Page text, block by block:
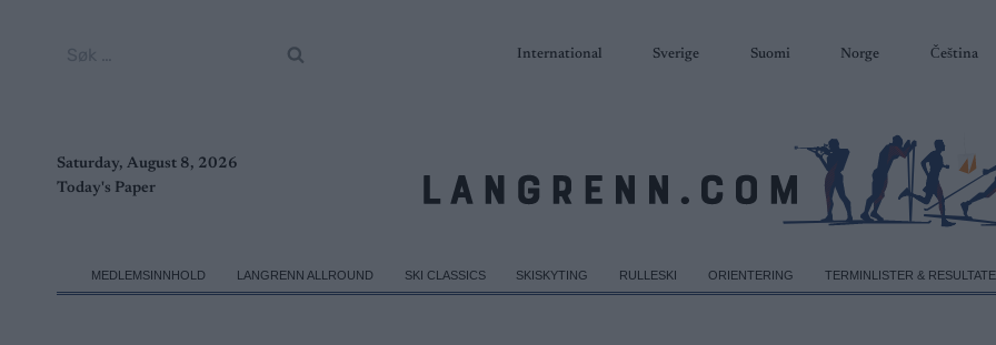
International Sverige Suomi Norge Čeština
Saturday, August 8, 2026
Today's Paper
MEDLEMSINNHOLD LANGRENN ALLROUND SKI CLASSICS SKISKYTING RULLESKI ORIENTERING TERMINLISTER &